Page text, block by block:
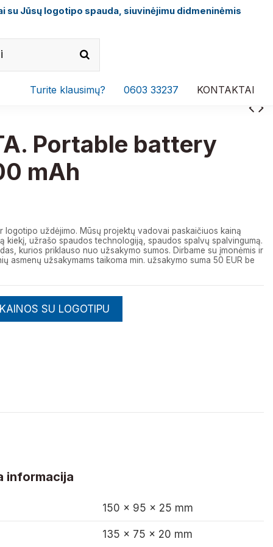
su Jūsų logotipo spauda, siuvinėjimu didmeninėmis
KONTAKTAI
0603 33237
Turite klausimų?
Portable battery
mAh
logotipo uždėjimo. Mūsų projektų vadovai paskaičiuos kainą
kiekį, užrašo spaudos technologiją, spaudos spalvų spalvingumą.
kurios priklauso nuo užsakymo sumos. Dirbame su įmonėmis ir
asmenų užsakymams taikoma min. užsakymo suma 50 EUR be
SU LOGOTIPU
informacija
150 x 95 x 25 mm
135 x 75 x 20 mm